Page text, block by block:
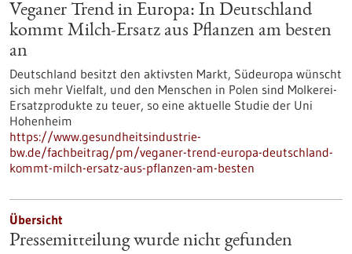
Veganer Trend in Europa: In Deutschland
kommt Milch-Ersatz aus Pflanzen am besten
an
Deutschland besitzt den aktivsten Markt, Südeuropa wünscht
sich mehr Vielfalt, und den Menschen in Polen sind Molkerei-
Ersatzprodukte zu teuer, so eine aktuelle Studie der Uni
Hohenheim
https://www.gesundheitsindustrie-
bw.de/fachbeitrag/pm/veganer-trend-europa-deutschland-
kommt-milch-ersatz-aus-pflanzen-am-besten
Übersicht
Pressemitteilung wurde nicht gefunden